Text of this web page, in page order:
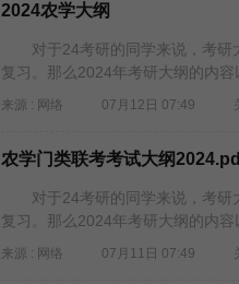
2024农学大纲
对于24考研的同学来说，考研
复习。那么2024年考研大纲的内
来源 : 网络 07月12日 07:49
农学门类联考考试大纲
对于24考研的同学来说，考研
复习。那么2024年考研大纲的内
来源 : 网络 07月11日 07:49